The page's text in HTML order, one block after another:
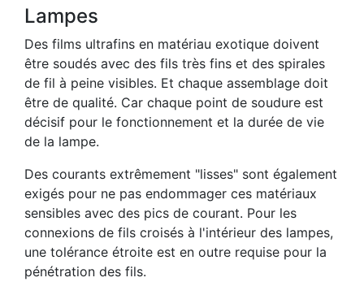
Lampes
Des films ultrafins en matériau exotique doivent
être soudés avec des fils très fins et des spirales
de fil à peine visibles. Et chaque assemblage doit
être de qualité. Car chaque point de soudure est
décisif pour le fonctionnement et la durée de vie
de la lampe.
Des courants extrêmement "lisses" sont également
exigés pour ne pas endommager ces matériaux
sensibles avec des pics de courant. Pour les
connexions de fils croisés à l'intérieur des lampes,
une tolérance étroite est en outre requise pour la
pénétration des fils.